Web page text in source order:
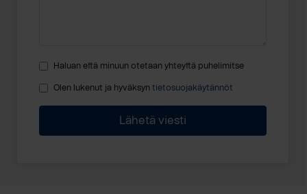
Haluan että minuun otetaan yhteyttä puhelimitse
Olen lukenut ja hyväksyn tietosuojakäytännöt